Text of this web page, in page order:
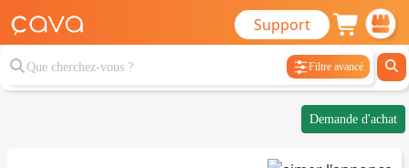
Support
Filtre avancé
Demande d'achat